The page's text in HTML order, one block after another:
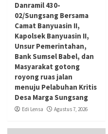
Danramil 430-
02/Sungsang Bersama
Camat Banyuasin II,
Kapolsek Banyuasin II,
Unsur Pemerintahan,
Bank Sumsel Babel, dan
Masyarakat gotong
royong ruas jalan
menuju Pelabuhan Kritis
Desa Marga Sungsang
Edi Lensa Agustus 7, 2026